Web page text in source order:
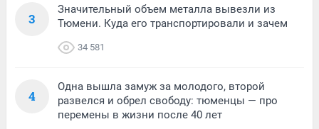
3
Значительный объем металла вывезли из
Тюмени. Куда его транспортировали и зачем
34 581
4
Одна вышла замуж за молодого, второй
развелся и обрел свободу: тюменцы — про
перемены в жизни после 40 лет